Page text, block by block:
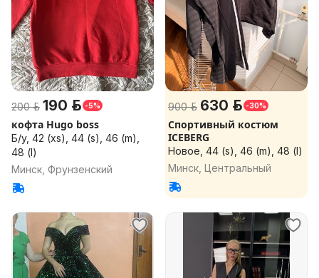
200 р. 190 р. -5%
кофта Hugo boss
Б/у, 42 (xs), 44 (s), 46 (m),
48 (l)
Минск, Фрунзенский
900 р. 630 р. -30%
Спортивный костюм
ICEBERG
Новое, 44 (s), 46 (m), 48 (l)
Минск, Центральный